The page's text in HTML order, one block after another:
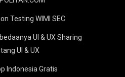
Testing WIMI SEC
UI & UX Sharing
UI & UX
Indonesia Gratis